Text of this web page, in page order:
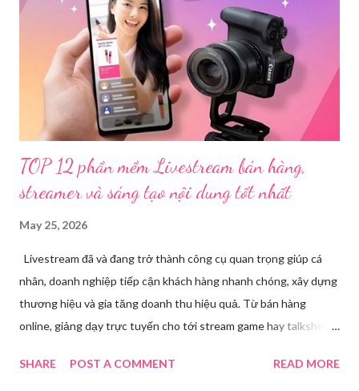
để làm rõ. Kết quả điều tra ban đầu xác định, Triệu Thị Dung
(sinh năm 1994), trú tại xã Phủ Thông, tỉnh Thái Nguyên, cùng
một số đối tượng khác đã tham gia tổ chức livestream nội dung
đồi trụy nhằm mục đích thu lợi. Các đối tượng liên quan gồm
TOP 12 phần mềm Livestream bán hàng,
streamer và sáng tạo nội dung tốt nhất
May 25, 2026
Livestream đã và đang trở thành công cụ quan trọng giúp cá
nhân, doanh nghiệp tiếp cận khách hàng nhanh chóng, xây dựng
thương hiệu và gia tăng doanh thu hiệu quả. Từ bán hàng
online, giảng dạy trực tuyến cho tới stream game hay talkshow,
Trong bài viết dưới đây, chúng tôi sẽ giới thiệu chi tiết 12 công
SHARE POST A COMMENT READ MORE